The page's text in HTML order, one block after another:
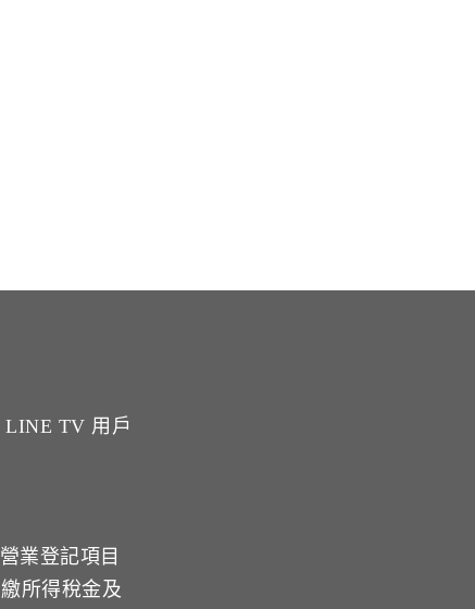
TV 用戶
業登記項目
所得稅金及